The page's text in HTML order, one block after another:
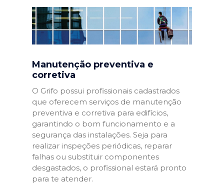
Manutenção preventiva e
corretiva
O Grifo possui profissionais cadastrados
que oferecem serviços de manutenção
preventiva e corretiva para edifícios,
garantindo o bom funcionamento e a
segurança das instalações. Seja para
realizar inspeções periódicas, reparar
falhas ou substituir componentes
desgastados, o profissional estará pronto
para te atender.